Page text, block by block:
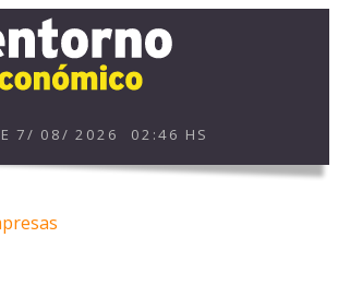
7/ 08/ 2026 02:46 HS